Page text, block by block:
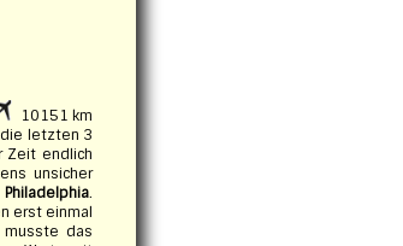
10151 km
die letzten 3
Zeit endlich
unsicher
Philadelphia.
erst einmal
musste das